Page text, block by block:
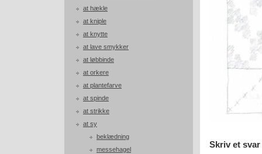
at hækle
at kniple
at knytte
at lave smykker
at løbbinde
at orkere
at plantefarve
at spinde
at strikke
at sy
beklædning
messehagel
Skriv et svar